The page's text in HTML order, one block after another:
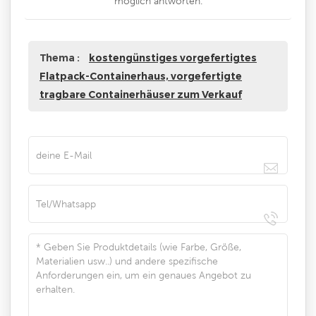
Thema :
kostengünstiges vorgefertigtes
Flatpack-Containerhaus, vorgefertigte
tragbare Containerhäuser zum Verkauf